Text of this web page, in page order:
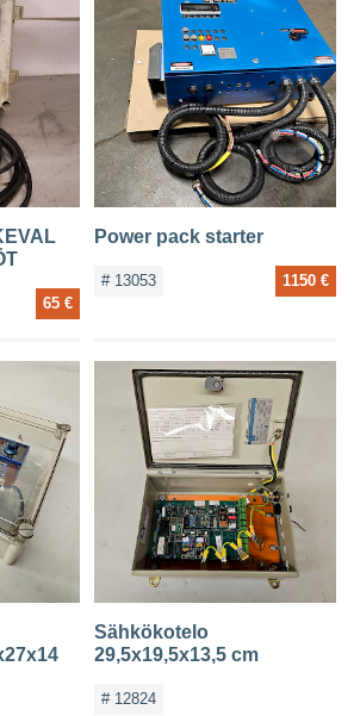
65 €
Power pack starter
# 13053 1150 €
Sähkökotelo
29,5x19,5x13,5 cm
# 12824